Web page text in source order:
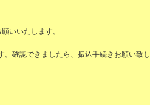
いいたします。
確認できましたら、振込手続きお願い致し